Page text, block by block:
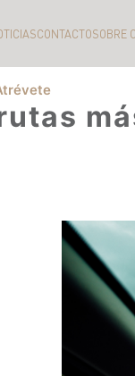
CONTACTOSOBRE